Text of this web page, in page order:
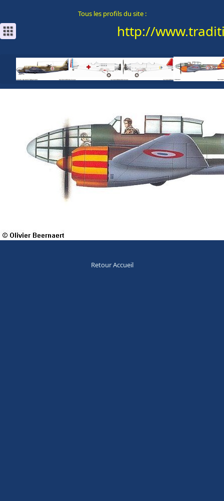
Tous les profils du site :
http://
Retour Accueil